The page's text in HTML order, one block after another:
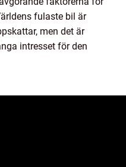
fulaste bil är
men det är
intresset för den